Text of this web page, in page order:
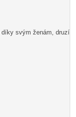
díky svým ženám, druzí